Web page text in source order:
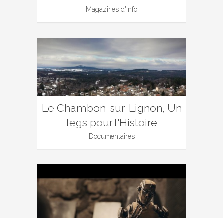
Magazines d'info
Le Chambon-sur-Lignon, Un
legs pour l'Histoire
Documentaires